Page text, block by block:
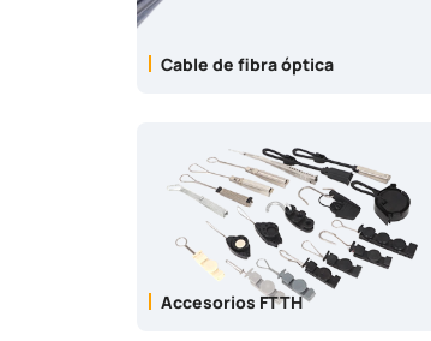
Cable de fibra óptica
Accesorios FTTH